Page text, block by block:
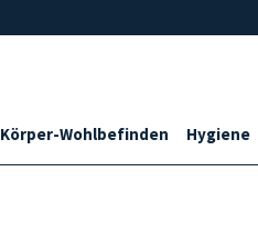
Körper-Wohlbefinden Hygiene